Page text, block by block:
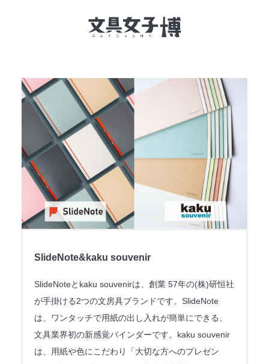
文具女子博とは
イベント一覧
NEWS
文具女子アワード
アイデアコンペ
レポート
法人のみなさまへ
SHARE ME!
SlideNote&kaku souvenir
SlideNoteとkaku souvenirは、創業 57年の(株)研恒社
が手掛ける2つの文房具ブランドです。SlideNote
は、ワンタッチで用紙の出し入れが簡単にできる、
文具業界初の新感覚バインダーです。kaku souvenir
は、用紙や色にこだわり「大切な方へのプレゼン